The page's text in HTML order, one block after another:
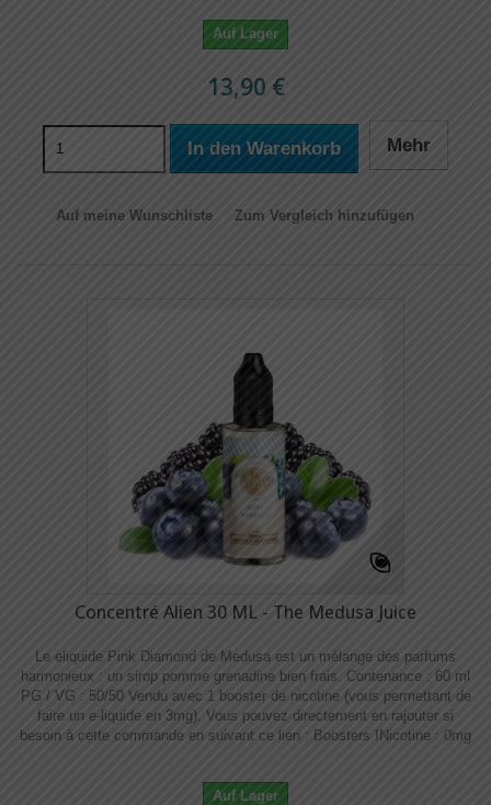
Auf Lager
13,90 €
In den Warenkorb Mehr
Auf meine Wunschliste Zum Vergleich hinzufügen
Concentré Alien 30 ML - The Medusa Juice
Le eliquide Pink Diamond de Medusa est un mélange des parfums
harmonieux : un sirop pomme grenadine bien frais. Contenance : 60 ml
PG / VG : 50/50 Vendu avec 1 booster de nicotine (vous permettant de
faire un e-liquide en 3mg). Vous pouvez directement en rajouter si
besoin à cette commande en suivant ce lien : Boosters !​​ Nicotine : 0mg
Auf Lager